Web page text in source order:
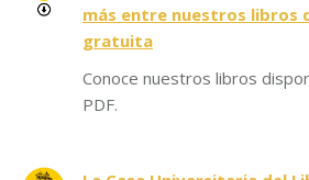
más entre nuestros libros
gratuita
Conoce nuestros libros
PDF.